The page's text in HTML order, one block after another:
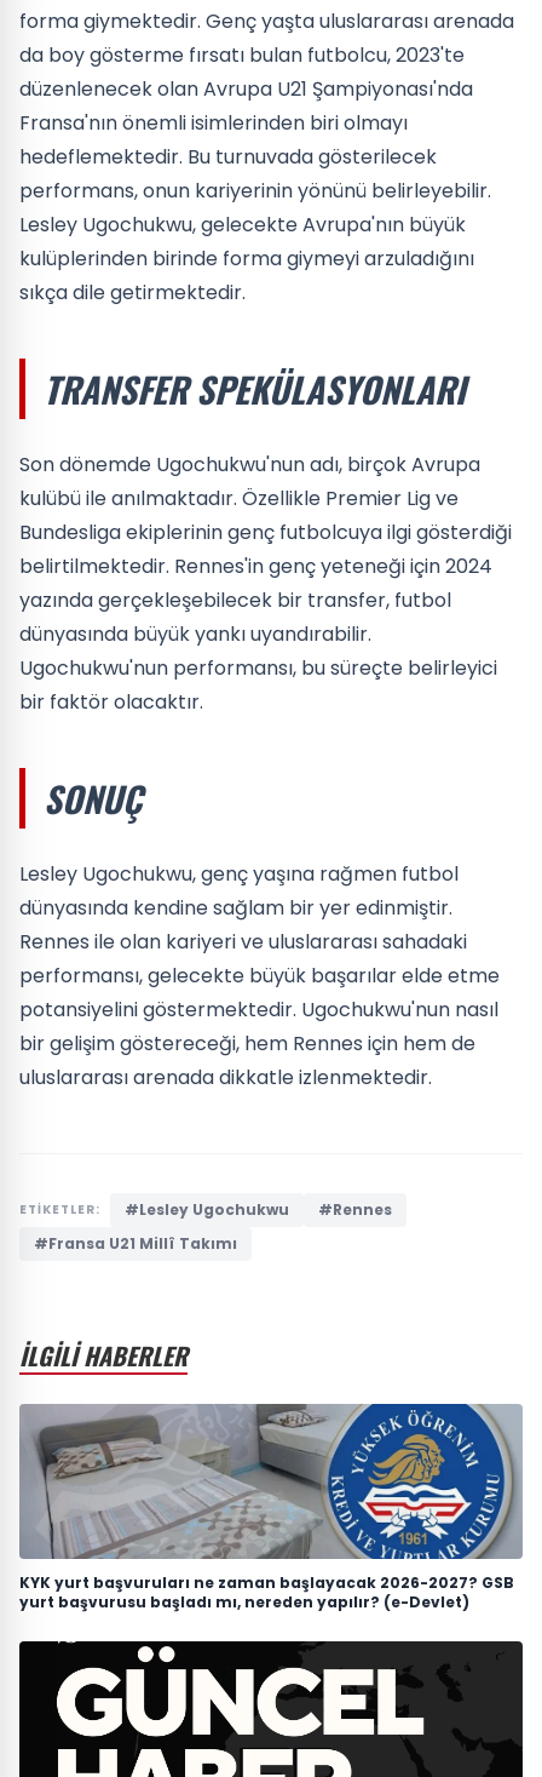
forma giymektedir. Genç yaşta uluslararası arenada
da boy gösterme fırsatı bulan futbolcu, 2023'te
düzenlenecek olan Avrupa U21 Şampiyonası'nda
Fransa'nın önemli isimlerinden biri olmayı
hedeflemektedir. Bu turnuvada gösterilecek
performans, onun kariyerinin yönünü belirleyebilir.
Lesley Ugochukwu, gelecekte Avrupa'nın büyük
kulüplerinden birinde forma giymeyi arzuladığını
sıkça dile getirmektedir.
TRANSFER SPEKÜLASYONLARI
Son dönemde Ugochukwu'nun adı, birçok Avrupa
kulübü ile anılmaktadır. Özellikle Premier Lig ve
Bundesliga ekiplerinin genç futbolcuya ilgi gösterdiği
belirtilmektedir. Rennes'in genç yeteneği için 2024
yazında gerçekleşebilecek bir transfer, futbol
dünyasında büyük yankı uyandırabilir.
Ugochukwu'nun performansı, bu süreçte belirleyici
bir faktör olacaktır.
SONUÇ
Lesley Ugochukwu, genç yaşına rağmen futbol
dünyasında kendine sağlam bir yer edinmiştir.
Rennes ile olan kariyeri ve uluslararası sahadaki
performansı, gelecekte büyük başarılar elde etme
potansiyelini göstermektedir. Ugochukwu'nun nasıl
bir gelişim göstereceği, hem Rennes için hem de
uluslararası arenada dikkatle izlenmektedir.
ETİKETLER: #Lesley Ugochukwu
#Rennes
#Fransa U21 Millî Takımı
İLGİLİ HABERLER
KYK yurt başvuruları ne zaman başlayacak 2026-2027? GSB
yurt başvurusu başladı mı, nereden yapılır? (e-Devlet)